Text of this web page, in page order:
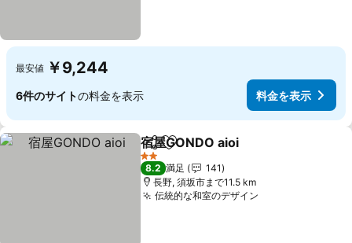
最安値 ￥9,244
6件のサイトの料金を表示 料金を表示
シェアお気に入りに追加
宿屋GONDO aioi
2 ホテルのランク
8.2 満足
141
長野, 須坂市まで11.5 km
伝統的な和室のデザイン